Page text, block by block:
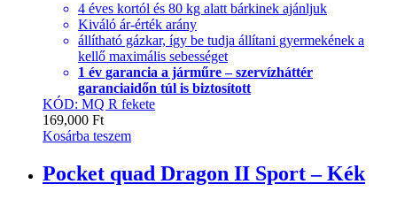
4 éves kortól és 80 kg alatt bárkinek ajánljuk
Kiváló ár-érték arány
állítható gázkar, így be tudja állítani gyermekének a
kellő maximális sebességet
1 év garancia a járműre – szervízháttér
garanciaidőn túl is biztosított
KÓD: MQ R fekete
169,000 Ft
Kosárba teszem
Pocket quad Dragon II Sport – Kék